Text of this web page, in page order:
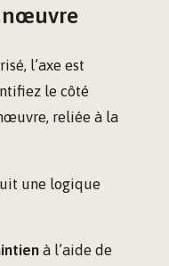
l’axe est
le côté
reliée à la
une logique
à l’aide de